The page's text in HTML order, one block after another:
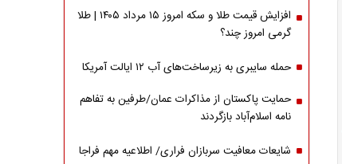
افزایش قیمت طلا و سکه امروز ۱۵ مرداد ۱۴۰۵ | طلا
گرمی امروز چند؟
حمله سایبری به زیرساخت‌های آب ۱۲ ایالت آمریکا
حمایت پاکستان از مذاکرات عمان/طرفین به تفاهم
نامه اسلام‌آباد بازگردند
شایعات معافیت سربازان فراری/ اطلاعیه مهم فراجا